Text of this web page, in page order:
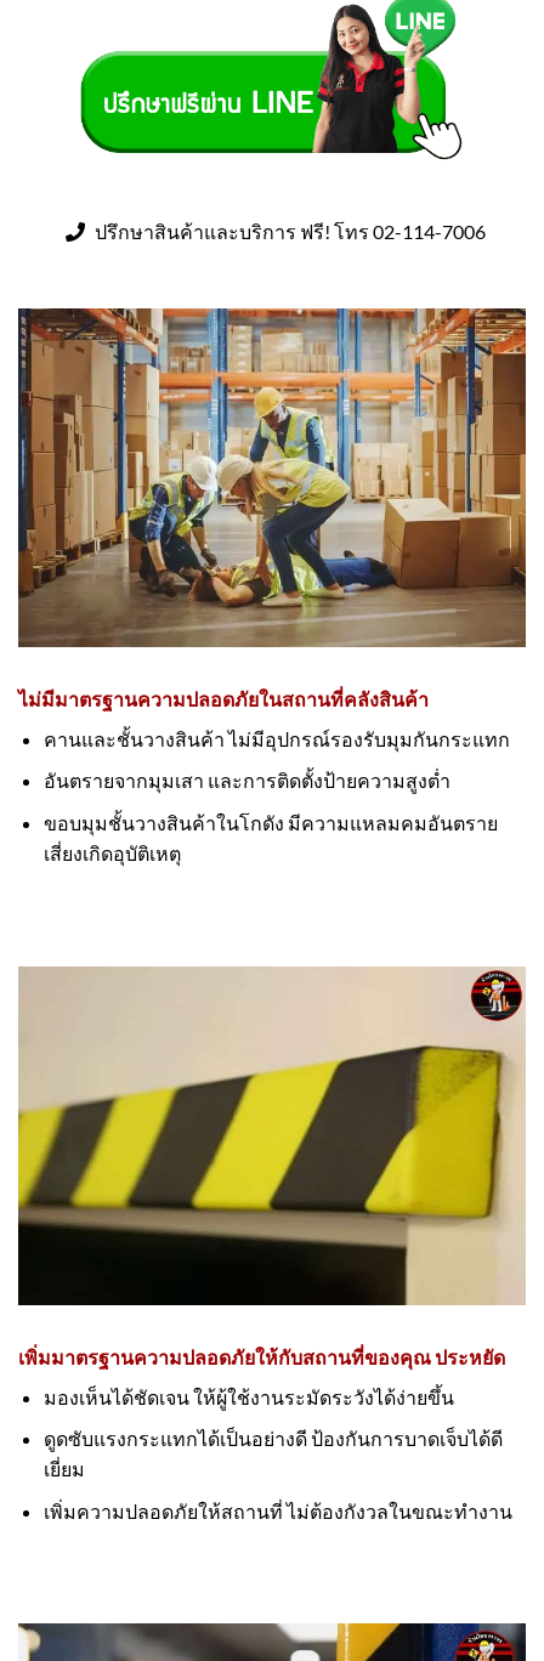
ปรึกษาสินค้าและบริการ ฟรี! โทร 02-114-7006
ไม่มีมาตรฐานความปลอดภัยในสถานที่คลังสินค้า
คานและชั้นวางสินค้า ไม่มีอุปกรณ์รองรับมุมกันกระแทก
อันตรายจากมุมเสา และการติดตั้งป้ายความสูงต่ำ
ขอบมุมชั้นวางสินค้าในโกดัง มีความแหลมคมอันตราย
เสี่ยงเกิดอุบัติเหตุ
เพิ่มมาตรฐานความปลอดภัยให้กับสถานที่ของคุณ ประหยัด
มองเห็นได้ชัดเจน ให้ผู้ใช้งานระมัดระวังได้ง่ายขึ้น
ดูดซับแรงกระแทกได้เป็นอย่างดี ป้องกันการบาดเจ็บได้ดี
เยี่ยม
เพิ่มความปลอดภัยให้สถานที่ ไม่ต้องกังวลในขณะทำงาน